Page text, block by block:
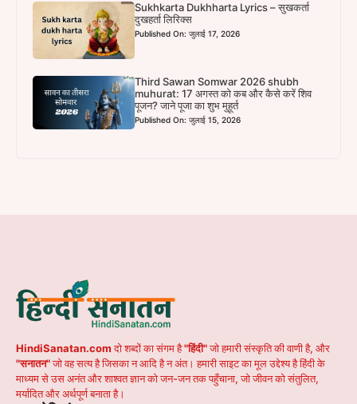
Sukhkarta Dukhharta Lyrics – सुखकर्ता
दुखहर्ता लिरिक्स
Published On: जुलाई 17, 2026
Third Sawan Somwar 2026 shubh
muhurat: 17 अगस्त को कब और कैसे करें शिव
पूजन? जाने पूजा का शुभ मुहूर्त
Published On: जुलाई 15, 2026
HindiSanatan.comदो शब्दों का संगम है"हिंदी"जो हमारी संस्कृति की वाणी है, और
"सनातन"जो वह सत्य है जिसका न आदि है न अंत। हमारी साइट का मूल उद्देश्य है हिंदी के
माध्यम से उस अनंत और शाश्वत ज्ञान को जन-जन तक पहुँचाना, जो जीवन को संतुलित,
मर्यादित और अर्थपूर्ण बनाता है।